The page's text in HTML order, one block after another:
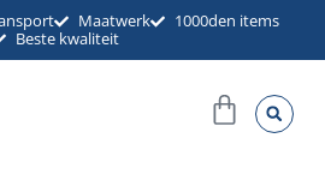
Maatwerk
1000den items
Beste kwaliteit